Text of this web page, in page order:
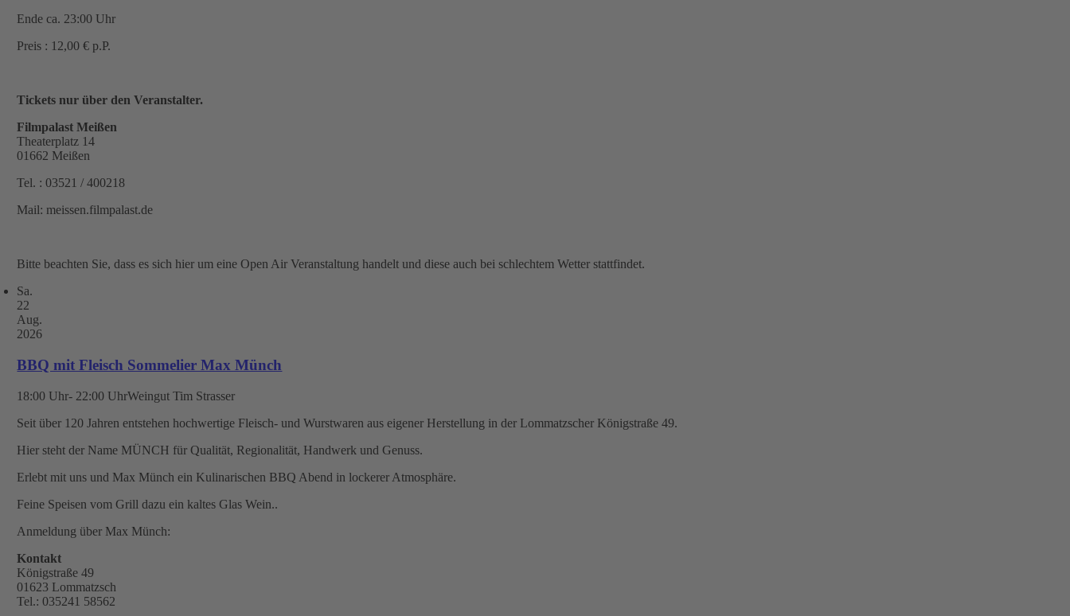
Ende ca. 23:00 Uhr
Preis : 12,00 € p.P.
Tickets nur über den Veranstalter.
Filmpalast Meißen
Theaterplatz 14
01662 Meißen
Tel. : 03521 / 400218
Mail: meissen.filmpalast.de
Bitte beachten Sie, dass es sich hier um eine Open Air Veranstaltung handelt und diese auch bei schlechtem Wetter stattfindet.
Sa.
22
Aug.
2026
BBQ mit Fleisch Sommelier Max Münch
18:00 Uhr- 22:00 UhrWeingut Tim Strasser
Seit über 120 Jahren entstehen hochwertige Fleisch- und Wurstwaren aus eigener Herstellung in der Lommatzscher Königstraße 49.
Hier steht der Name MÜNCH für Qualität, Regionalität, Handwerk und Genuss.
Erlebt mit uns und Max Münch ein Kulinarischen BBQ Abend in lockerer Atmosphäre.
Feine Speisen vom Grill dazu ein kaltes Glas Wein..
Anmeldung über Max Münch:
Kontakt
Königstraße 49
01623 Lommatzsch
Tel.: 035241 58562